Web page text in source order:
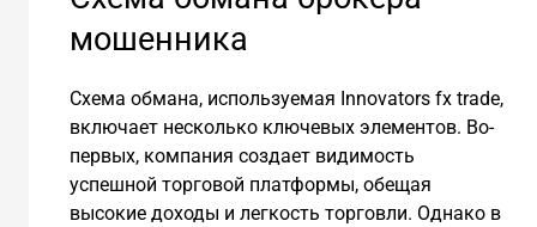
мошенника
Схема обмана, используемая Innovators fx trade,
включает несколько ключевых элементов. Во-
первых, компания создает видимость
успешной торговой платформы, обещая
высокие доходы и легкость торговли. Однако в